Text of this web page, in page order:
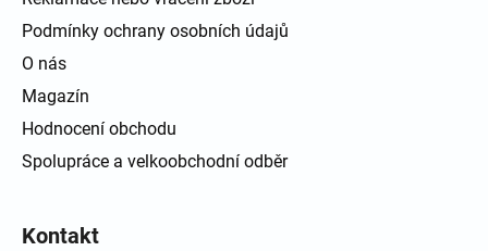
Podmínky ochrany osobních údajů
O nás
Magazín
Hodnocení obchodu
Spolupráce a velkoobchodní odběr
Kontakt